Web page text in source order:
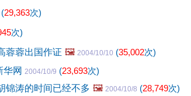
(29,363次)
次)
蓉蓉出国作证 🖼️ 2004/10/10 (35,002次)
华网 2004/10/9 (23,693次)
锦涛的时间已经不多 🖼️ 2004/10/8 (28,749次)